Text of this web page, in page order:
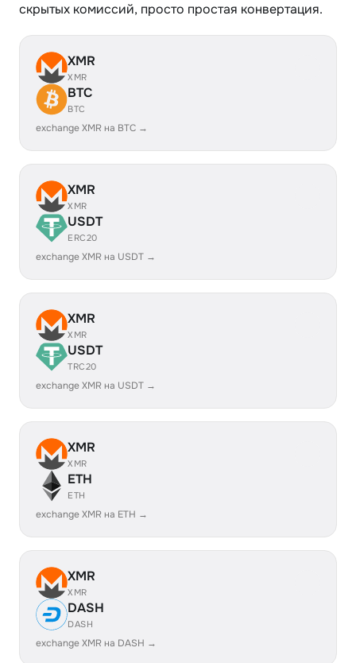
скрытых комиссий, просто простая конвертация.
XMR
XMR
BTC
BTC
exchange XMR на BTC →
XMR
XMR
USDT
ERC20
exchange XMR на USDT →
XMR
XMR
USDT
TRC20
exchange XMR на USDT →
XMR
XMR
ETH
ETH
exchange XMR на ETH →
XMR
XMR
DASH
DASH
exchange XMR на DASH →